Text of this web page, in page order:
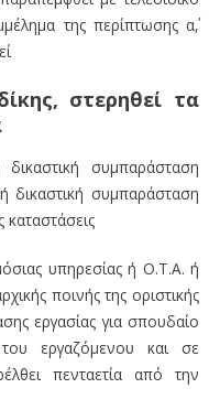
της περίπτωσης α΄,
στερηθεί τα
συμπαράσταση
δικαστική συμπαράσταση
καταστάσεις
υπηρεσίας ή Ο.Τ.Α. ή
ποινής της οριστικής
εργασίας για σπουδαίο
εργαζόμενου και σε
πενταετία από την